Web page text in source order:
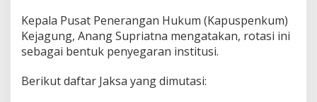
Kepala Pusat Penerangan Hukum (Kapuspenkum)
Kejagung, Anang Supriatna mengatakan, rotasi ini
sebagai bentuk penyegaran institusi.
Berikut daftar Jaksa yang dimutasi: